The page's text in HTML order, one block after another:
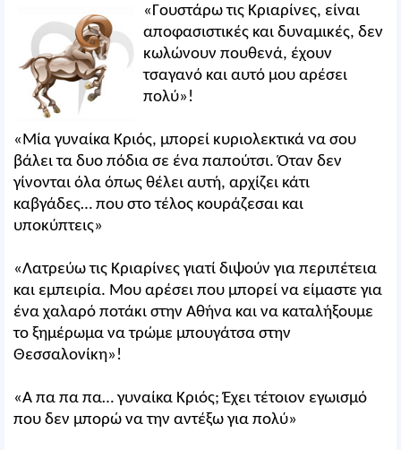
«Γουστάρω τις Κριαρίνες, είναι
αποφασιστικές και δυναμικές, δεν
κωλώνουν πουθενά, έχουν
τσαγανό και αυτό μου αρέσει
πολύ»!
«Μία γυναίκα Κριός, μπορεί κυριολεκτικά να σου
βάλει τα δυο πόδια σε ένα παπούτσι. Όταν δεν
γίνονται όλα όπως θέλει αυτή, αρχίζει κάτι
καβγάδες… που στο τέλος κουράζεσαι και
υποκύπτεις»
«Λατρεύω τις Κριαρίνες γιατί διψούν για περιπέτεια
και εμπειρία. Μου αρέσει που μπορεί να είμαστε για
ένα χαλαρό ποτάκι στην Αθήνα και να καταλήξουμε
το ξημέρωμα να τρώμε μπουγάτσα στην
Θεσσαλονίκη»!
«Α πα πα πα… γυναίκα Κριός; Έχει τέτοιον εγωισμό
που δεν μπορώ να την αντέξω για πολύ»